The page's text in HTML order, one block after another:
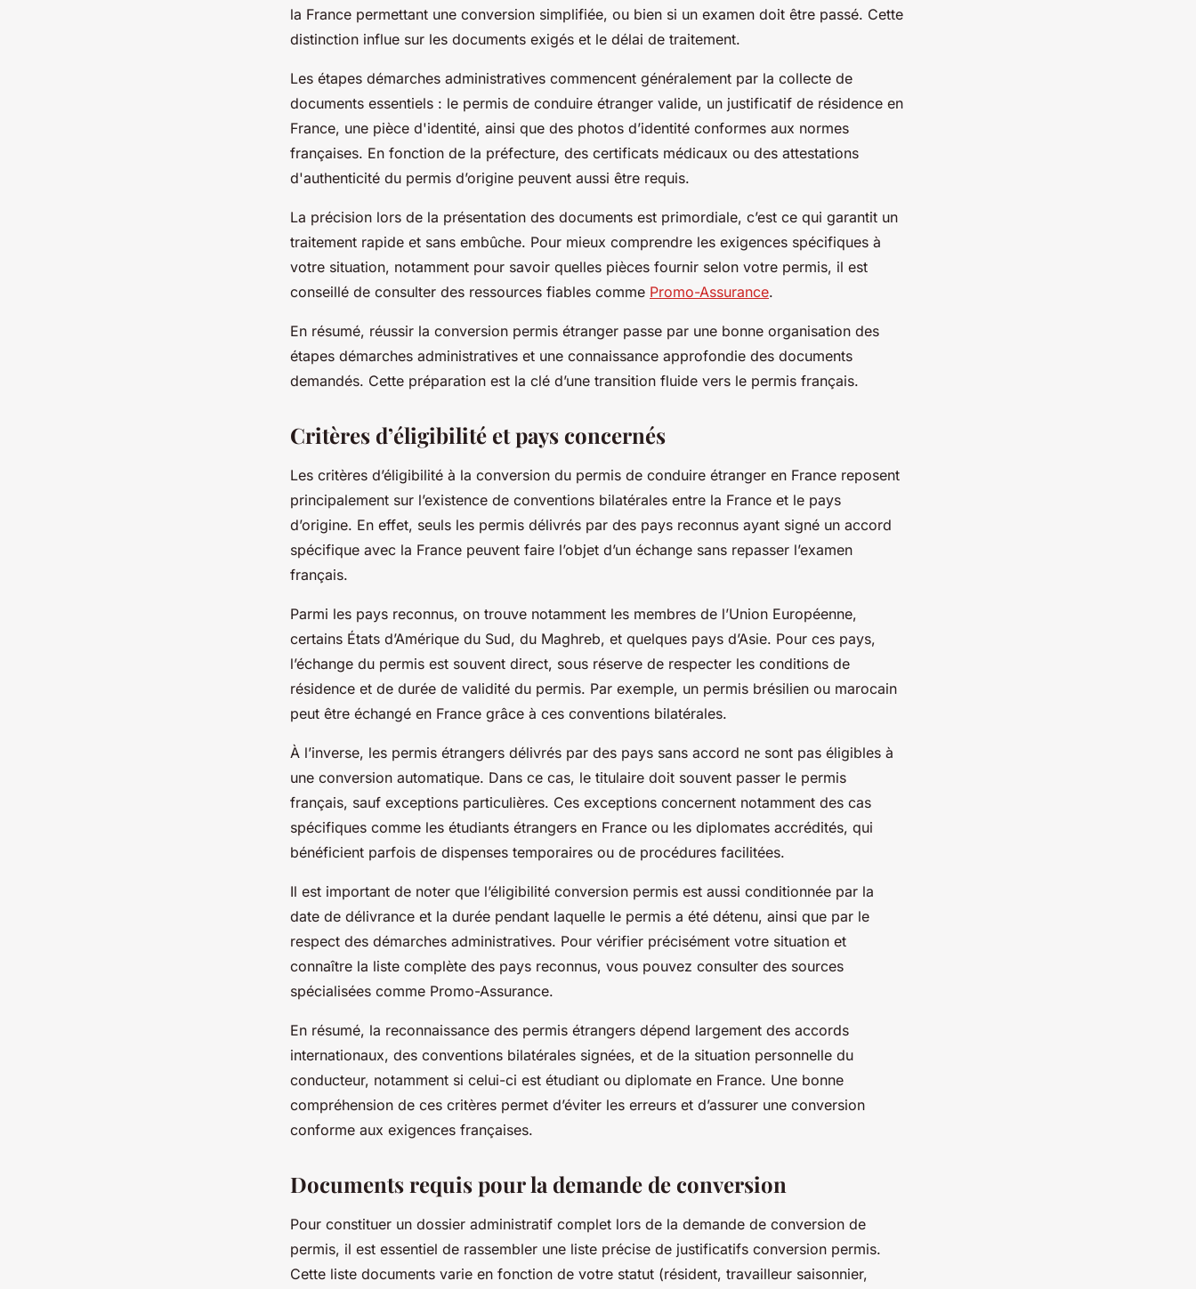
la France permettant une conversion simplifiée, ou bien si un examen doit être passé. Cette
distinction influe sur les documents exigés et le délai de traitement.
Les étapes démarches administratives commencent généralement par la collecte de
documents essentiels : le permis de conduire étranger valide, un justificatif de résidence en
France, une pièce d'identité, ainsi que des photos d’identité conformes aux normes
françaises. En fonction de la préfecture, des certificats médicaux ou des attestations
d'authenticité du permis d’origine peuvent aussi être requis.
La précision lors de la présentation des documents est primordiale, c’est ce qui garantit un
traitement rapide et sans embûche. Pour mieux comprendre les exigences spécifiques à
votre situation, notamment pour savoir quelles pièces fournir selon votre permis, il est
conseillé de consulter des ressources fiables comme Promo-Assurance.
En résumé, réussir la conversion permis étranger passe par une bonne organisation des
étapes démarches administratives et une connaissance approfondie des documents
demandés. Cette préparation est la clé d’une transition fluide vers le permis français.
Critères d’éligibilité et pays concernés
Les critères d’éligibilité à la conversion du permis de conduire étranger en France reposent
principalement sur l’existence de conventions bilatérales entre la France et le pays
d’origine. En effet, seuls les permis délivrés par des pays reconnus ayant signé un accord
spécifique avec la France peuvent faire l’objet d’un échange sans repasser l’examen
français.
Parmi les pays reconnus, on trouve notamment les membres de l’Union Européenne,
certains États d’Amérique du Sud, du Maghreb, et quelques pays d’Asie. Pour ces pays,
l’échange du permis est souvent direct, sous réserve de respecter les conditions de
résidence et de durée de validité du permis. Par exemple, un permis brésilien ou marocain
peut être échangé en France grâce à ces conventions bilatérales.
À l’inverse, les permis étrangers délivrés par des pays sans accord ne sont pas éligibles à
une conversion automatique. Dans ce cas, le titulaire doit souvent passer le permis
français, sauf exceptions particulières. Ces exceptions concernent notamment des cas
spécifiques comme les étudiants étrangers en France ou les diplomates accrédités, qui
bénéficient parfois de dispenses temporaires ou de procédures facilitées.
Il est important de noter que l’éligibilité conversion permis est aussi conditionnée par la
date de délivrance et la durée pendant laquelle le permis a été détenu, ainsi que par le
respect des démarches administratives. Pour vérifier précisément votre situation et
connaître la liste complète des pays reconnus, vous pouvez consulter des sources
spécialisées comme Promo-Assurance.
En résumé, la reconnaissance des permis étrangers dépend largement des accords
internationaux, des conventions bilatérales signées, et de la situation personnelle du
conducteur, notamment si celui-ci est étudiant ou diplomate en France. Une bonne
compréhension de ces critères permet d’éviter les erreurs et d’assurer une conversion
conforme aux exigences françaises.
Documents requis pour la demande de conversion
Pour constituer un dossier administratif complet lors de la demande de conversion de
permis, il est essentiel de rassembler une liste précise de justificatifs conversion permis.
Cette liste documents varie en fonction de votre statut (résident, travailleur saisonnier,